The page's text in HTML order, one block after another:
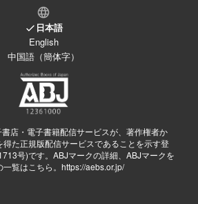
日本語
English
中国語（簡体字）
店・電子書籍配信サービスが、著作権者か
得た正規版配信サービスであることを示す登
号)です。ABJマークの詳細、ABJマークを
覧はこちら。 https://aebs.or.jp/